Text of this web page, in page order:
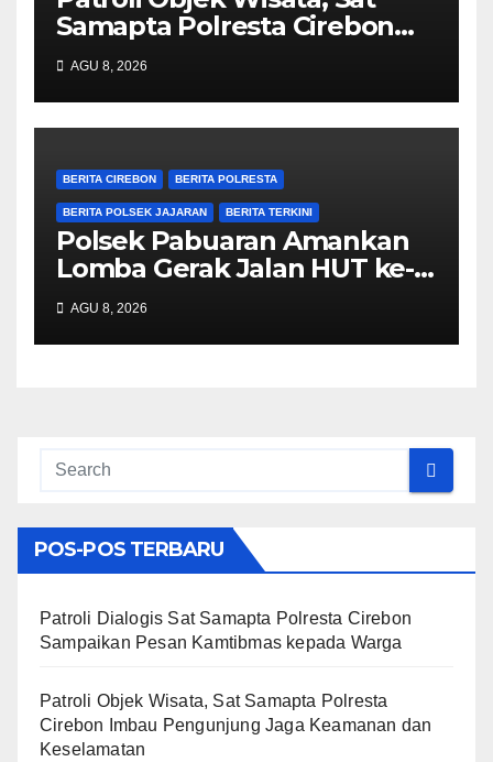
Samapta Polresta Cirebon
Imbau Pengunjung Jaga
Keamanan dan Keselamatan
AGU 8, 2026
BERITA CIREBON BERITA POLRESTA
BERITA POLSEK JAJARAN BERITA TERKINI
Polsek Pabuaran Amankan
Lomba Gerak Jalan HUT ke-
81 RI, Pastikan Kegiatan
Berjalan Kondusif
AGU 8, 2026
POS-POS TERBARU
Patroli Dialogis Sat Samapta Polresta Cirebon
Sampaikan Pesan Kamtibmas kepada Warga
Patroli Objek Wisata, Sat Samapta Polresta
Cirebon Imbau Pengunjung Jaga Keamanan dan
Keselamatan